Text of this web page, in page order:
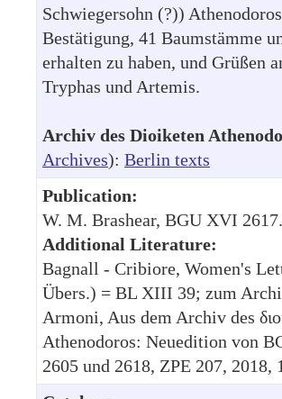
Schwiegersohn (?))
Bestätigung, 41 Baumstämme
erhalten zu haben, und Grüßen
Tryphas und Artemis.
Archiv des Dioiketen
Archives): Berlin texts
Publication:
W. M. Brashear, BGU XVI 2617.
Additional Literature:
Bagnall - Cribiore, Women's
Übers.) = BL XIII 39; zum
Armoni, Aus dem Archiv des
Athenodoros: Neuedition von
2605 und 2618, ZPE 207, 2018,